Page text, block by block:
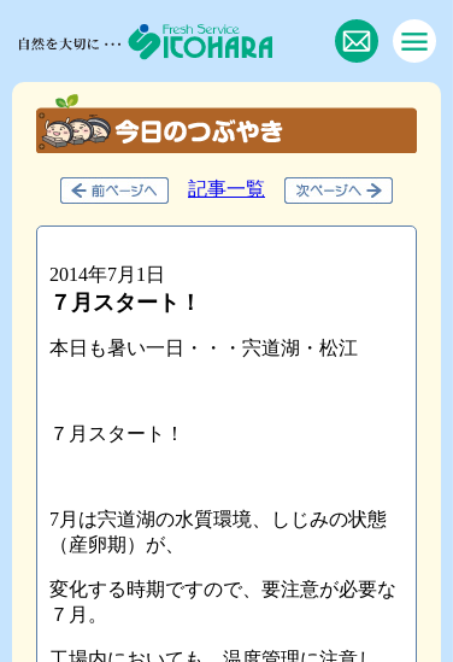
記事一覧
2014年7月1日
７月スタート！
本日も暑い一日・・・宍道湖・松江
７月スタート！
7月は宍道湖の水質環境、しじみの状態
（産卵期）が、
変化する時期ですので、要注意が必要な
７月。